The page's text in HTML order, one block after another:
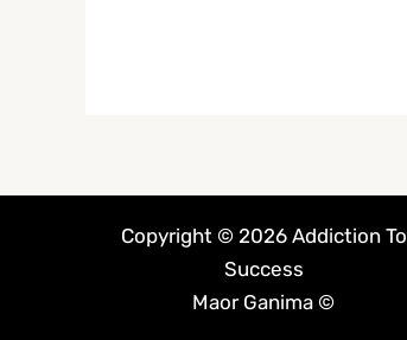
Copyright © 2026 Addiction To
Success
© Maor Ganima